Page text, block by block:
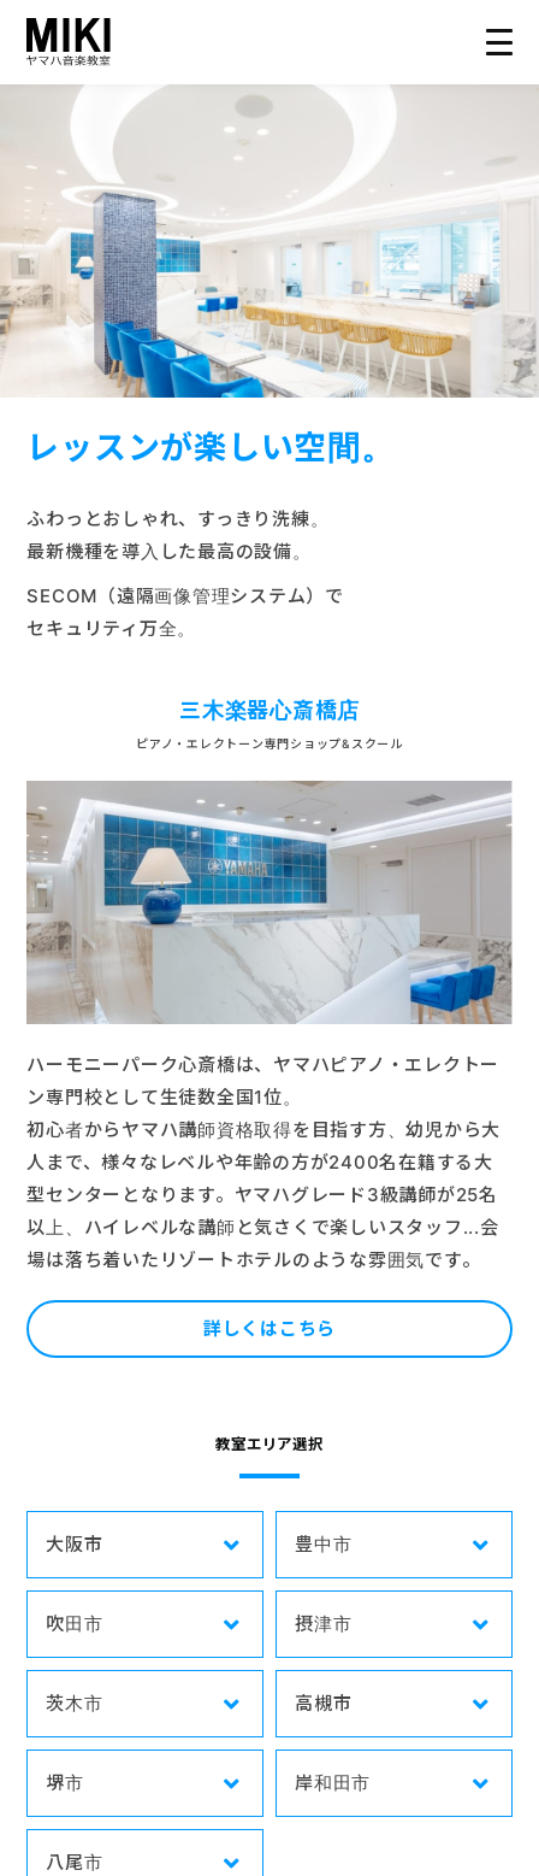
HOME
教室案内
こどものコース
大人のコース
講師募集情報
イベント情報
楽器販売
レッスンが楽しい空間。
ふわっとおしゃれ、すっきり洗練。
最新機種を導入した最高の設備。
SECOM（遠隔画像管理システム）で
セキュリティ万全。
三木楽器心斎橋店
ピアノ・エレクトーン専門ショップ&スクール
ハーモニーパーク心斎橋は、ヤマハピアノ・エレクトー
ン専門校として生徒数全国1位。
初心者からヤマハ講師資格取得を目指す方、幼児から大
人まで、様々なレベルや年齢の方が2400名在籍する大
型センターとなります。ヤマハグレード3級講師が25名
以上、ハイレベルな講師と気さくで楽しいスタッフ...会
場は落ち着いたリゾートホテルのような雰囲気です。
詳しくはこちら
教室エリア選択
大阪市 豊中市
吹田市 摂津市
茨木市 高槻市
堺市 岸和田市
八尾市